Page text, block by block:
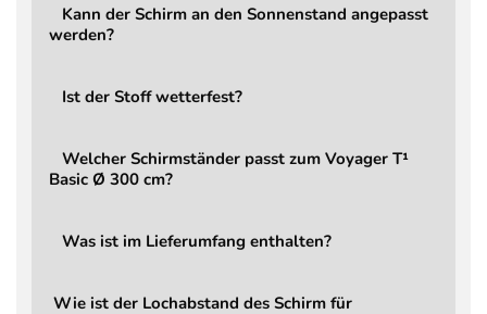
Windbelastung
Bei aufkommendem Wind
Öffnen / Schließen
LED
Ampelschirm Voyager T¹
Ersatzteile
Jederzeit bestellbar
Kann der Schirm an den Sonnenstand angepasst
werden?
Ist der Stoff wetterfest?
Welcher Schirmständer passt zum Voyager T¹
Basic Ø 300 cm?
Was ist im Lieferumfang enthalten?
Wie ist der Lochabstand des Schirm für